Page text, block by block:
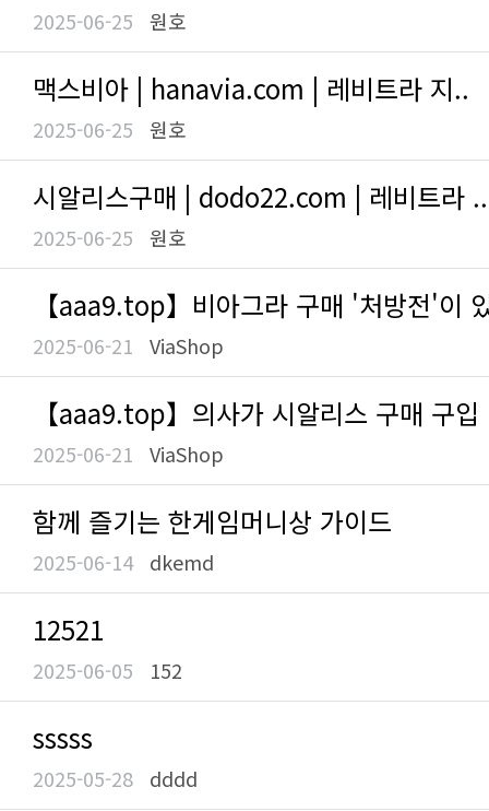
2025-06-25 원호
맥스비아 | hanavia.com | 레비트라 지..
2025-06-25 원호
시알리스구매 | dodo22.com | 레비트라 ..
2025-06-25 원호
【aaa9.tор】비아그라 구매 '처방전'이
2025-06-21 ViaShop
【aaa9.tор】의사가 시알리스 구매 구
2025-06-21 ViaShop
함께 즐기는 한게임머니상 가이드
2025-06-14 dkemd
12521
2025-06-05 152
sssss
2025-05-28 dddd